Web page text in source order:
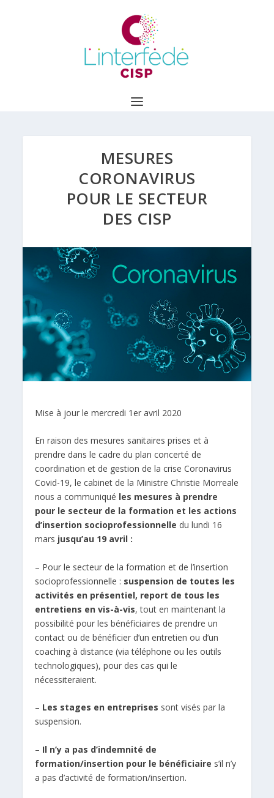
MESURES
CORONAVIRUS
POUR LE SECTEUR
DES CISP
Mise à jour le mercredi 1er avril 2020
En raison des mesures sanitaires prises et à
prendre dans le cadre du plan concerté de
coordination et de gestion de la crise Coronavirus
Covid-19, le cabinet de la Ministre Christie Morreale
nous a communiqué les mesures à prendre
pour le secteur de la formation et les actions
d’insertion socioprofessionnelle du lundi 16
mars jusqu’au 19 avril :
– Pour le secteur de la formation et de l’insertion
socioprofessionnelle : suspension de toutes les
activités en présentiel, report de tous les
entretiens en vis-à-vis, tout en maintenant la
possibilité pour les bénéficiaires de prendre un
contact ou de bénéficier d’un entretien ou d’un
coaching à distance (via téléphone ou les outils
technologiques), pour des cas qui le
nécessiteraient.
– Les stages en entreprises sont visés par la
suspension.
– Il n’y a pas d’indemnité de
formation/insertion pour le bénéficiaire s’il n’y
a pas d’activité de formation/insertion.